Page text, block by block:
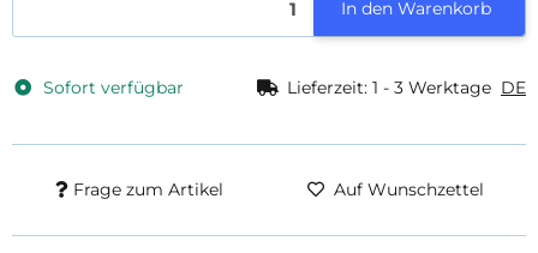
In den Warenkorb
Sofort verfügbar Lieferzeit: 1 - 3 Werktage DE
Frage zum Artikel Auf Wunschzettel